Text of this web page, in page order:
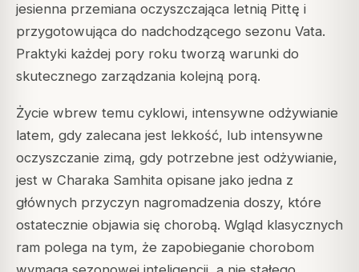
jesienna przemiana oczyszczająca letnią Pittę i
przygotowująca do nadchodzącego sezonu Vata.
Praktyki każdej pory roku tworzą warunki do
skutecznego zarządzania kolejną porą.
Życie wbrew temu cyklowi, intensywne odżywianie
latem, gdy zalecana jest lekkość, lub intensywne
oczyszczanie zimą, gdy potrzebne jest odżywianie,
jest w Charaka Samhita opisane jako jedna z
głównych przyczyn nagromadzenia doszy, które
ostatecznie objawia się chorobą. Wgląd klasycznych
ram polega na tym, że zapobieganie chorobom